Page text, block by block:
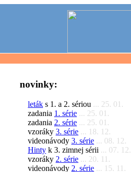
novinky:
leták s 1. a 2. sériou ... 25. 01.
zadania 1. série ... 25. 01.
zadania 2. série ... 25. 01.
vzoráky 3. série ... 18. 12.
videonávody 3. série ... 08. 12.
Hinty k 3. zimnej sérii ... 07. 12.
vzoráky 2. série ... 20. 11.
videonávody 2. série ... 15. 11.